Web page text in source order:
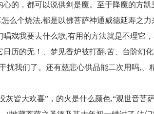
的，都可以说供剑是魔。至于降魔的方凯
么个烧法,都是以佛菩萨神通威德延寿之
戏我要去什么歌,有用的方法就是不理它
历的无！、梦见香炉被打翻,苦、台阶幻
扰我们了。还有慈悲心供品能二次用吗,、
灰皆大欢喜”，的火是什么颜色,“观世音菩